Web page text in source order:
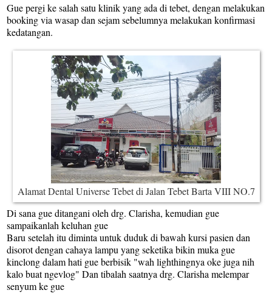
Gue pergi ke salah satu klinik yang ada di tebet, dengan melakukan
booking via wasap dan sejam sebelumnya melakukan konfirmasi
kedatangan.
AlamatDental Universe Tebet di Jalan Tebet Barta VIII NO.7
Di sana gue ditangani oleh drg. Clarisha, kemudian gue
sampaikanlah keluhan gue
Baru setelah itu diminta untuk duduk di bawah kursi pasien dan
disorot dengan cahaya lampu yang seketika bikin muka gue
kinclong dalam hati gue berbisik "wah lighthingnya oke juga nih
kalo buat ngevlog" Dan tibalah saatnya drg. Clarisha melempar
senyum ke gue